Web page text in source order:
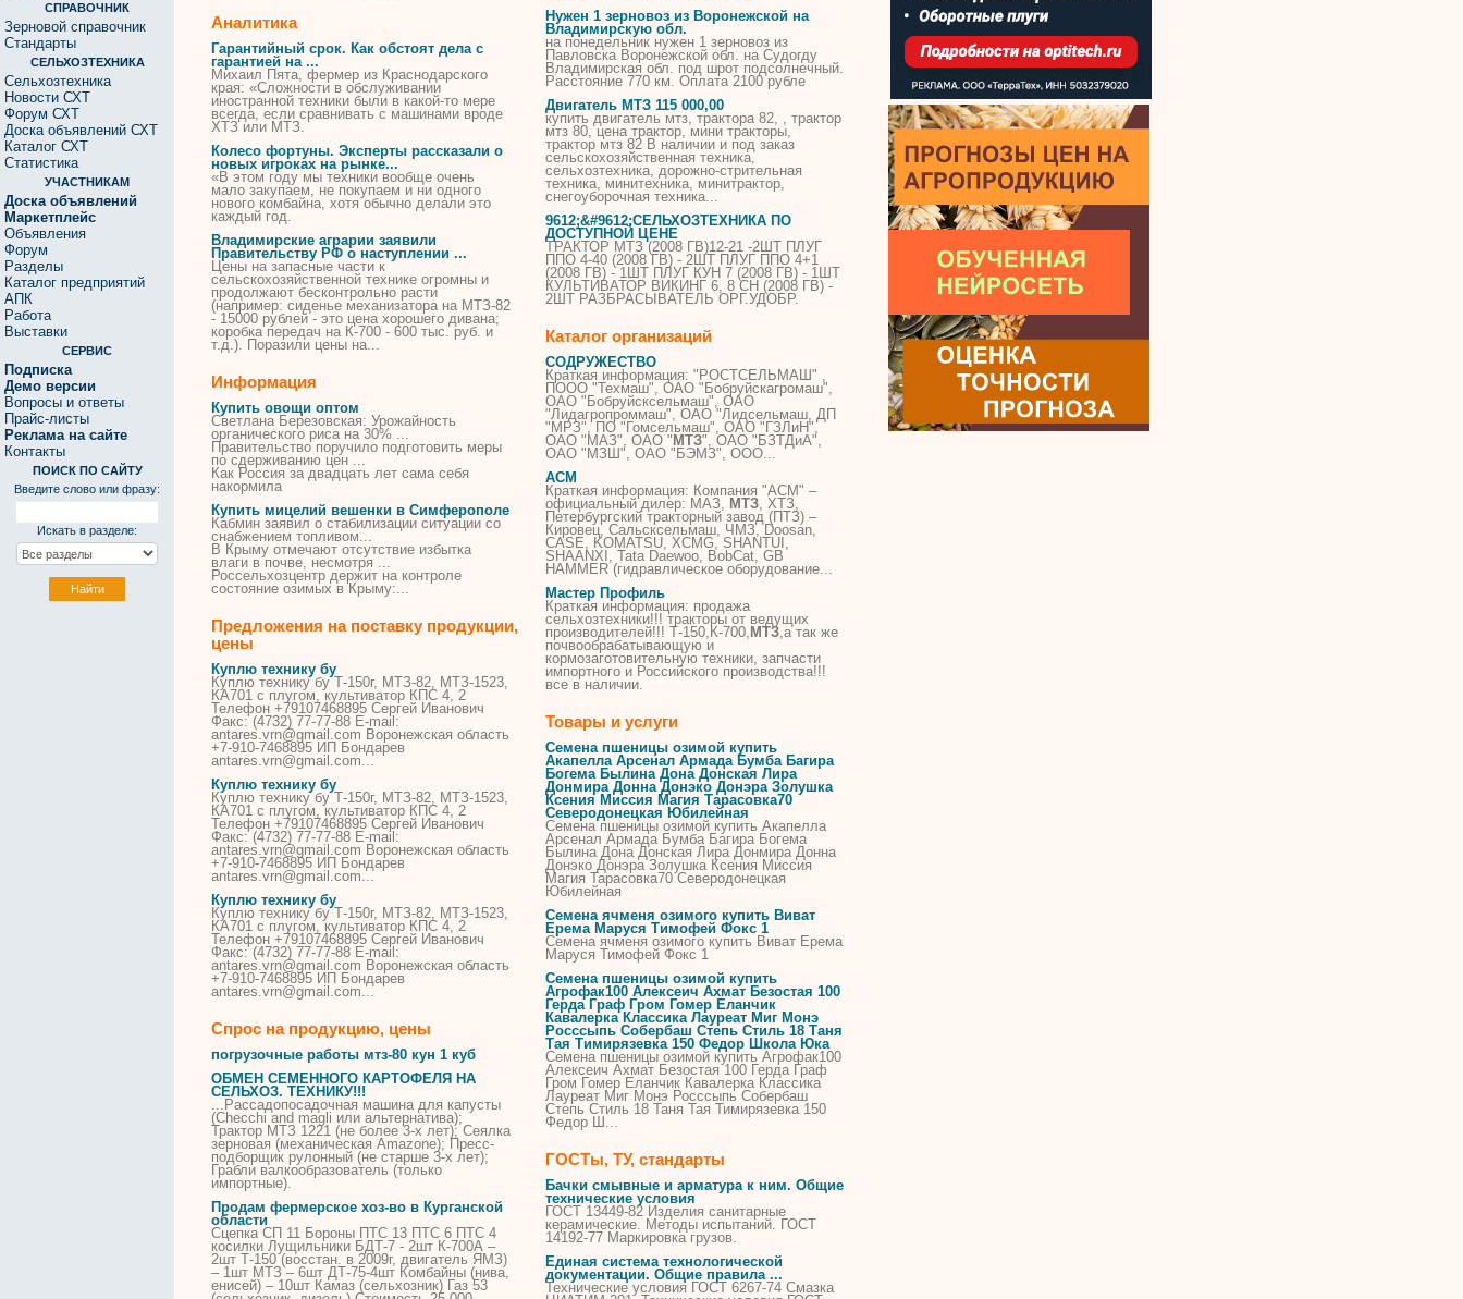
СПРАВОЧНИК
Зерновой справочник
Стандарты
СЕЛЬХОЗТЕХНИКА
Сельхозтехника
Новости СХТ
Форум СХТ
Доска объявлений СХТ
Каталог СХТ
Статистика
УЧАСТНИКАМ
Доска объявлений
Маркетплейс
Объявления
Форум
Разделы
Каталог предприятий
АПК
Работа
Выставки
СЕРВИС
Подписка
Демо версии
Вопросы и ответы
Прайс-листы
Реклама на сайте
Контакты
ПОИСК ПО САЙТУ
Введите слово или фразу:
Искать в разделе:
Аналитика
Гарантийный срок. Как обстоят дела с
гарантией на ...
Михаил Пята, фермер из Краснодарского
края: «Сложности в обслуживании
иностранной техники были в какой-то мере
всегда, если сравнивать с машинами вроде
ХТЗ или МТЗ.
Колесо фортуны. Эксперты рассказали о
новых игроках на рынке...
«В этом году мы техники вообще очень
мало закупаем, не покупаем и ни одного
нового комбайна, хотя обычно делали это
каждый год.
Владимирские аграрии заявили
Правительству РФ о наступлении ...
Цены на запасные части к
сельскохозяйственной технике огромны и
продолжают бесконтрольно расти
(например: сиденье механизатора на МТЗ-82
- 15000 рублей - это цена хорошего дивана;
коробка передач на К-700 - 600 тыс. руб. и
т.д.). Поразили цены на...
Информация
Купить овощи оптом
Светлана Березовская: Урожайность
органического риса на 30% ...
Правительство поручило подготовить меры
по сдерживанию цен ...
Как Россия за двадцать лет сама себя
накормила
Купить мицелий вешенки в Симферополе
Кабмин заявил о стабилизации ситуации со
снабжением топливом...
В Крыму отмечают отсутствие избытка
влаги впочве, несмотря ...
Россельхозцентр держит на контроле
состояние озимых в Крыму:...
Предложения на поставку продукции,
цены
Куплю технику бу
Куплю техникубуТ-150г, МТЗ-82, МТЗ-1523,
КА701 с плугом, культиватор КПС 4, 2
Телефон +79107468895 Сергей Иванович
Факс: (4732) 77-77-88 E-mail:
antares.vrn@gmail.com Воронежская область
+7-910-7468895 ИП Бондарев
antares.vrn@gmail.com...
Куплю технику бу
Куплю техникубуТ-150г, МТЗ-82, МТЗ-1523,
КА701 с плугом, культиватор КПС 4, 2
Телефон +79107468895 Сергей Иванович
Факс: (4732) 77-77-88 E-mail:
antares.vrn@gmail.com Воронежская область
+7-910-7468895 ИП Бондарев
antares.vrn@gmail.com...
Куплю технику бу
Куплю техникубуТ-150г, МТЗ-82, МТЗ-1523,
КА701 с плугом, культиватор КПС 4, 2
Телефон +79107468895 Сергей Иванович
Факс: (4732) 77-77-88 E-mail:
antares.vrn@gmail.com Воронежская область
+7-910-7468895 ИП Бондарев
antares.vrn@gmail.com...
Спрос на продукцию, цены
погрузочные работы мтз-80 кун 1 куб
ОБМЕН СЕМЕННОГО КАРТОФЕЛЯ НА
СЕЛЬХОЗ. ТЕХНИКУ!!!
...Рассадопосадочная машина для капусты
(Checchi and magli или альтернатива);
Трактор МТЗ 1221 (не более 3-х лет); Сеялка
зерновая (механическая Amazone); Пресс-
подборщик рулонный (не старше 3-х лет);
Грабли валкообразователь (только
импортные).
Продам фермерское хоз-во в Курганской
области
Сцепка СП 11 Бороны ПТС 13 ПТС 6 ПТС 4
косилки Лущильники БДТ-7 - 2шт К-700А –
2шт Т-150 (восстан. в 2009г, двигатель ЯМЗ)
– 1шт МТЗ– 6шт ДТ-75-4шт Комбайны (нива,
енисей) – 10шт Камаз (сельхозник) Газ 53
Нужен 1 зерновоз из Воронежской на
Владимирскую обл.
на понедельник нужен 1 зерновоз из
Павловска Воронежской обл. на Судогду
Владимирская обл. под шрот подсолнечный.
Расстояние 770 км. Оплата 2100 рубле
Двигатель МТЗ 115 000,00
купить двигатель мтз, трактора 82, , трактор
мтз 80, цена трактор, мини тракторы,
трактор мтз 82 В наличии и под заказ
сельскохозяйственная техника,
сельхозтехника, дорожно-стрительная
техника, минитехника, минитрактор,
снегоуборочная техника...
9612;&#9612;СЕЛЬХОЗТЕХНИКА ПО
ДОСТУПНОЙ ЦЕНЕ
ТРАКТОР МТЗ (2008 ГВ)12-21 -2ШТ ПЛУГ
ППО 4-40 (2008 ГВ) - 2ШТ ПЛУГ ППО 4+1
(2008 ГВ) - 1ШТ ПЛУГ КУН 7 (2008 ГВ) - 1ШТ
КУЛЬТИВАТОР ВИКИНГ 6, 8 СН (2008 ГВ) -
2ШТ РАЗБРАСЫВАТЕЛЬ ОРГ.УДОБР.
Каталог организаций
СОДРУЖЕСТВО
Краткая информация: "РОСТСЕЛЬМАШ" ,
ПООО "Техмаш", ОАО "Бобруйскагромаш",
ОАО "Бобруйсксельмаш", ОАО
"Лидагропроммаш", ОАО "Лидсельмаш, ДП
"МРЗ", ПО "Гомсельмаш", ОАО "ГЗЛиН",
ОАО "МАЗ", ОАО " МТЗ", ОАО "БЗТДиА",
ОАО "МЗШ", ОАО "БЭМЗ", ООО...
АСМ
Краткая информация: Компания "АСМ" –
официальный дилер: МАЗ, МТЗ, ХТЗ,
Петербургский тракторный завод (ПТЗ) –
Кировец, Сальсксельмаш, ЧМЗ, Doosan,
CASE, KOMATSU, XCMG, SHANTUI,
SHAANXI, Tata Daewoo, BobCat, GB
HAMMER (гидравлическое оборудование...
Мастер Профиль
Краткая информация: продажа
сельхозтехники!!! тракторы от ведущих
производителей!!! Т-150,К-700, МТЗ,а так же
почвообрабатывающую и
кормозаготовительную техники, запчасти
импортного и Российского производства!!!
все в наличии.
Товары и услуги
Семена пшеницы озимой купить
Акапелла Арсенал Армада Бумба Багира
Богема Былина Дона Донская Лира
Донмира Донна Донэко Донэра Золушка
Ксения Миссия Магия Тарасовка70
Северодонецкая Юбилейная
Семена пшеницы озимой купить Акапелла
Арсенал Армада Бумба Багира Богема
Былина Дона Донская Лира Донмира Донна
Донэко Донэра Золушка Ксения Миссия
Магия Тарасовка70 Северодонецкая
Юбилейная
Семена ячменя озимого купить Виват
Ерема Маруся Тимофей Фокс 1
Семена ячменя озимого купить Виват Ерема
Маруся Тимофей Фокс 1
Семена пшеницы озимой купить
Агрофак100 Алексеич Ахмат Безостая 100
Герда Граф Гром Гомер Еланчик
Кавалерка Классика Лауреат Миг Монэ
Росссыпь Собербаш Степь Стиль 18 Таня
Тая Тимирязевка 150 Федор Школа Юка
Семена пшеницы озимой купить Агрофак100
Алексеич Ахмат Безостая 100 Герда Граф
Гром Гомер Еланчик Кавалерка Классика
Лауреат Миг Монэ Росссыпь Собербаш
Степь Стиль 18 Таня Тая Тимирязевка 150
Федор Ш...
ГОСТы, ТУ, стандарты
Бачки смывные и арматура к ним. Общие
технические условия
ГОСТ 13449-82 Изделия санитарные
керамические. Методы испытаний. ГОСТ
14192-77 Маркировка грузов.
Единая система технологической
документации. Общие правила ...
Технические условия ГОСТ 6267-74 Смазка